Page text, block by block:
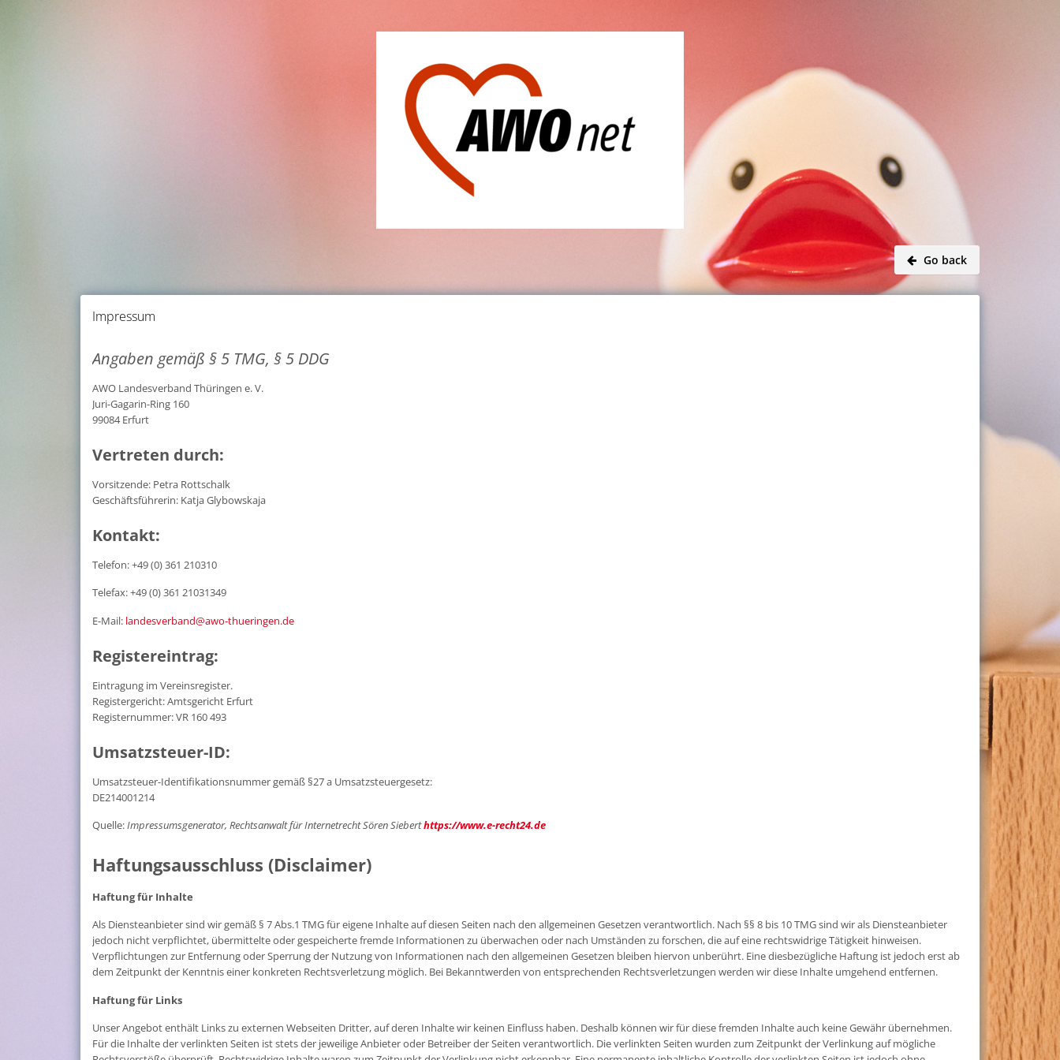
Go back
Impressum
Angaben gemäß § 5 TMG, § 5 DDG
AWO Landesverband Thüringen e. V.
Juri-Gagarin-Ring 160
99084 Erfurt
Vertreten durch:
Vorsitzende: Petra Rottschalk
Geschäftsführerin: Katja Glybowskaja
Kontakt:
Telefon: +49 (0) 361 210310
Telefax: +49 (0) 361 21031349
E-Mail: landesverband@awo-thueringen.de
Registereintrag:
Eintragung im Vereinsregister.
Registergericht: Amtsgericht Erfurt
Registernummer: VR 160 493
Umsatzsteuer-ID:
Umsatzsteuer-Identifikationsnummer gemäß §27 a Umsatzsteuergesetz:
DE214001214
Quelle:Impressumsgenerator, Rechtsanwalt für Internetrecht Sören Sieberthttps://www.e-recht24.de
Haftungsausschluss (Disclaimer)
Haftung für Inhalte
Als Diensteanbieter sind wir gemäß § 7 Abs.1 TMG für eigene Inhalte auf diesen Seiten nach den allgemeinen Gesetzen verantwortlich. Nach §§ 8 bis 10 TMG sind wir als Diensteanbieter
jedoch nicht verpflichtet, übermittelte oder gespeicherte fremde Informationen zu überwachen oder nach Umständen zu forschen, die auf eine rechtswidrige Tätigkeit hinweisen.
Verpflichtungen zur Entfernung oder Sperrung der Nutzung von Informationen nach den allgemeinen Gesetzen bleiben hiervon unberührt. Eine diesbezügliche Haftung ist jedoch erst ab
dem Zeitpunkt der Kenntnis einer konkreten Rechtsverletzung möglich. Bei Bekanntwerden von entsprechenden Rechtsverletzungen werden wir diese Inhalte umgehend entfernen.
Haftung für Links
Unser Angebot enthält Links zu externen Webseiten Dritter, auf deren Inhalte wir keinen Einfluss haben. Deshalb können wir für diese fremden Inhalte auch keine Gewähr übernehmen.
Für die Inhalte der verlinkten Seiten ist stets der jeweilige Anbieter oder Betreiber der Seiten verantwortlich. Die verlinkten Seiten wurden zum Zeitpunkt der Verlinkung auf mögliche